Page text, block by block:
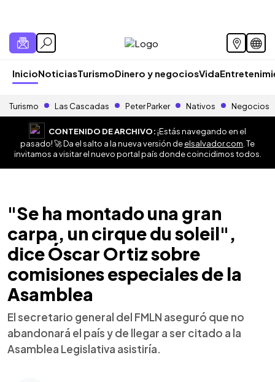
InicioNoticiasTurismoDinero y negociosVida
Turismo Las Cascadas Peter Parker Nativos Negocios
CONTENIDO DE ARCHIVO:¡Estás navegando en el
pasado! 🚀 Da el salto a la nueva versión deelsalvador.com . Te
invitamos a visitar el nuevo portal país donde coincidimos todos.
"Se ha montado una gran
carpa, un cirque du soleil",
dice Óscar Ortiz sobre
comisiones especiales de la
Asamblea
El secretario general del FMLN aseguró que no
abandonará el país y de llegar a ser citado a la
Asamblea Legislativa asistiría.